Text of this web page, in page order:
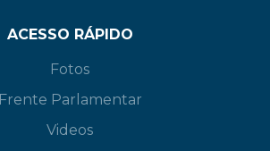
ACESSO RÁPIDO
Fotos
Frente Parlamentar
Videos